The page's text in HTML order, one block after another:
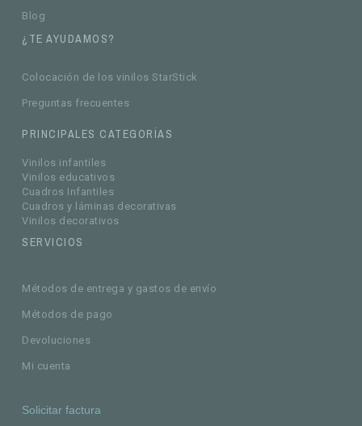
Blog
¿TE AYUDAMOS?
Colocación de los vinilos StarStick
Preguntas frecuentes
PRINCIPALES CATEGORÍAS
Vinilos infantiles
Vinilos educativos
Cuadros Infantiles
Cuadros y láminas decorativas
Vinilos decorativos
SERVICIOS
Métodos de entrega y gastos de envío
Métodos de pago
Devoluciones
Mi cuenta
Solicitar factura